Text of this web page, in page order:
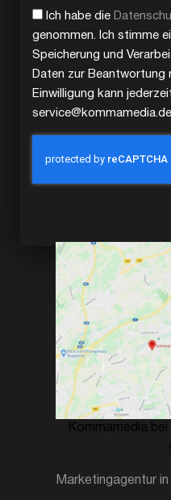
Ich habe die
genommen. Ich stimme
Speicherung und
Daten zur Beantwortung
Einwilligung kann
Kommamedia
Marketingagentur